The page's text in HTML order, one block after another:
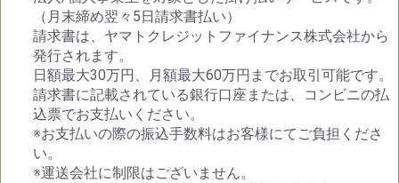
（月末締め翌々5日請求書払い）
請求書は、ヤマトクレジットファイナンス株式会社から
発行されます。
日額最大30万円、月額最大60万円までお取引可能です。
請求書に記載されている銀行口座または、コンビニの払
込票でお支払いください。
※お支払いの際の振込手数料はお客様にてご負担くださ
い。
※運送会社に制限はございません。